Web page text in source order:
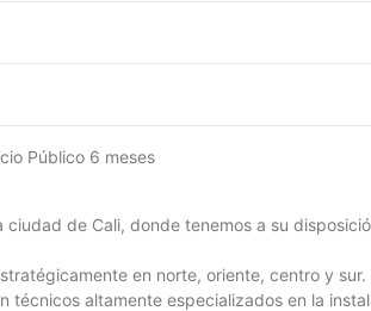
Público 6 meses
de Cali, donde tenemos a su
en norte, oriente, centro y
altamente especializados en la